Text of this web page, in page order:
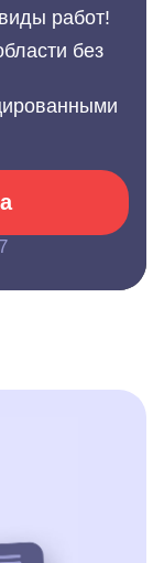
работ!
без